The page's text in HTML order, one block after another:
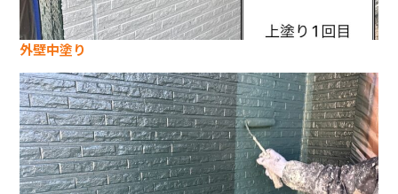
外壁中塗り